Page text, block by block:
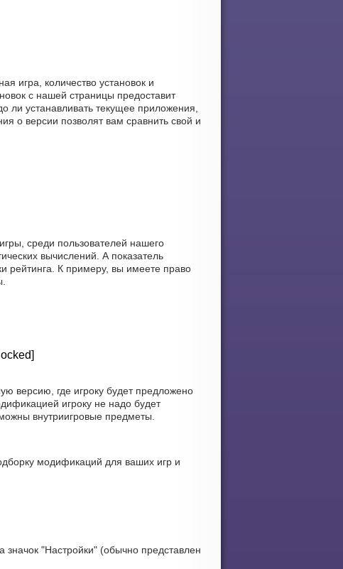
игра, количество установок и
с нашей страницы предоставит
ли устанавливать текущее приложения,
о версии позволят вам сравнить свой и
среди пользователей нашего
вычислений. А показатель
рейтинга. К примеру, вы имеете право
версию, где игроку будет предложено
игроку не надо будет
внутриигровые предметы.
модификаций для ваших игр и
значок "Настройки" (обычно представлен